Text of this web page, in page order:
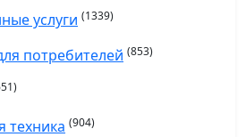
услуги (1339)
потребителей (853)
техника (904)